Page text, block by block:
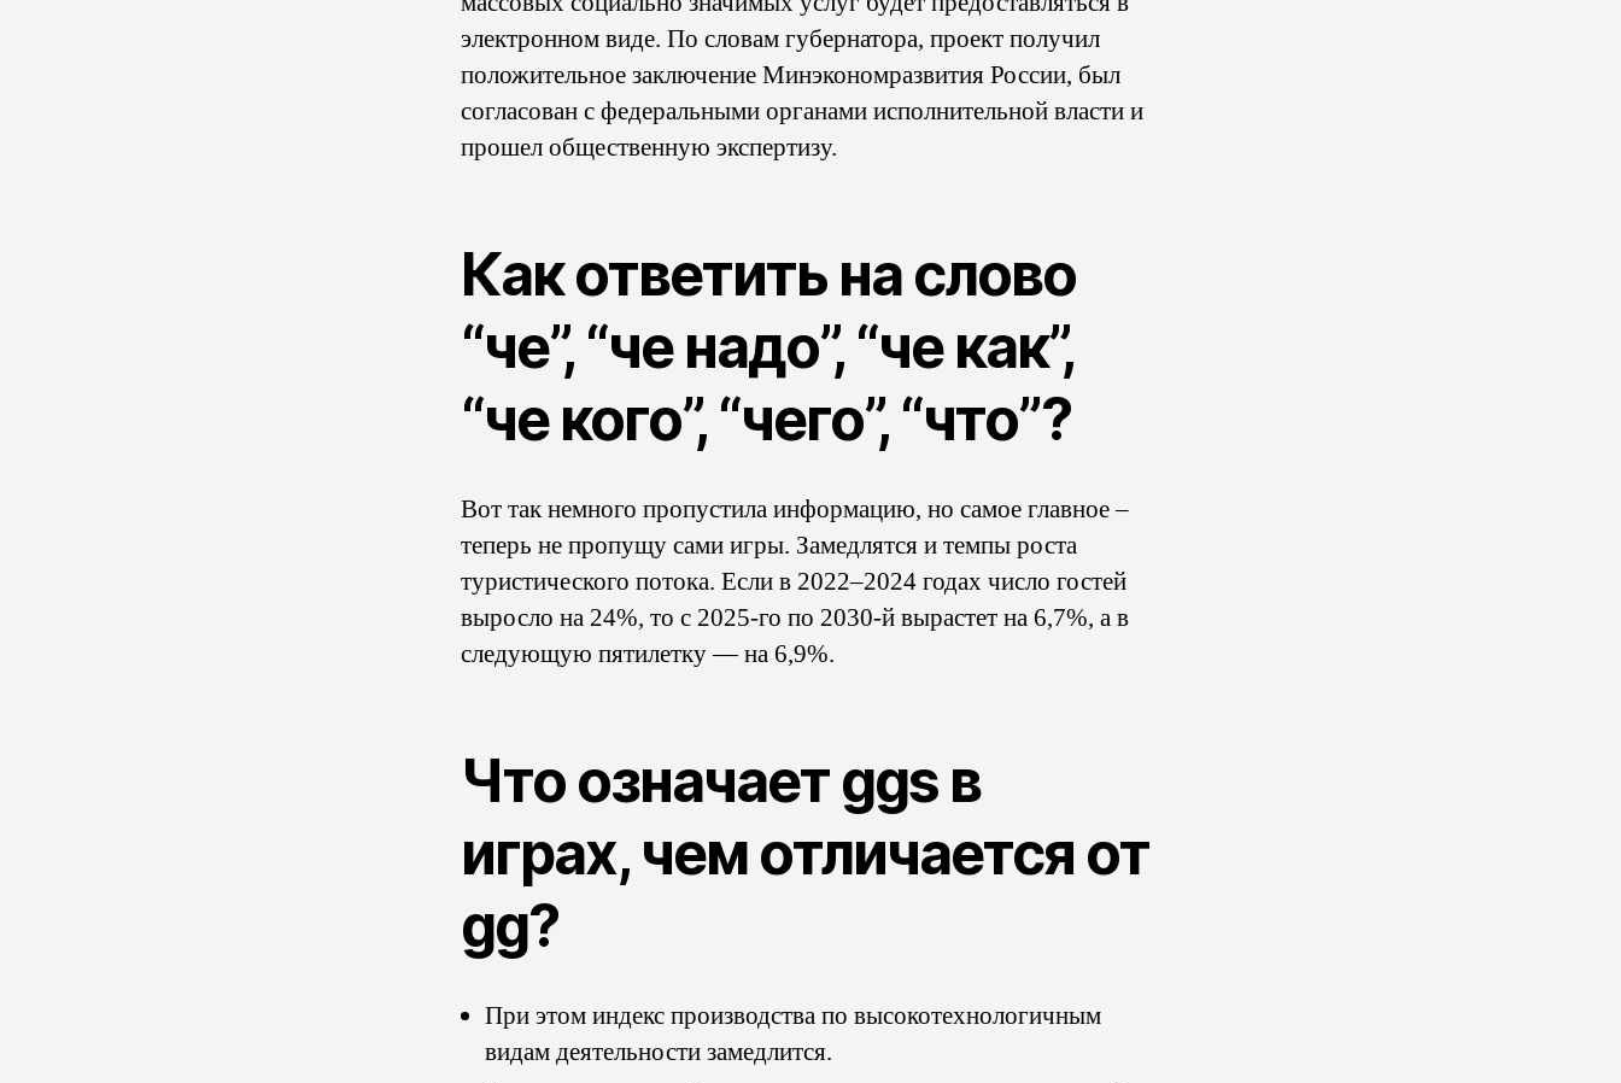
электронном виде. По словам губернатора, проект получил
положительное заключение Минэкономразвития России, был
согласован с федеральными органами исполнительной власти и
прошел общественную экспертизу.
Как ответить на слово
“че”, “че надо”, “че как”,
“че кого”, “чего”, “что”?
Вот так немного пропустила информацию, но самое главное –
теперь не пропущу сами игры. Замедлятся и темпы роста
туристического потока. Если в 2022–2024 годах число гостей
выросло на 24%, то с 2025-го по 2030-й вырастет на 6,7%, а в
следующую пятилетку — на 6,9%.
Что означает ggs в
играх, чем отличается от
gg?
При этом индекс производства по высокотехнологичным
видам деятельности замедлится.